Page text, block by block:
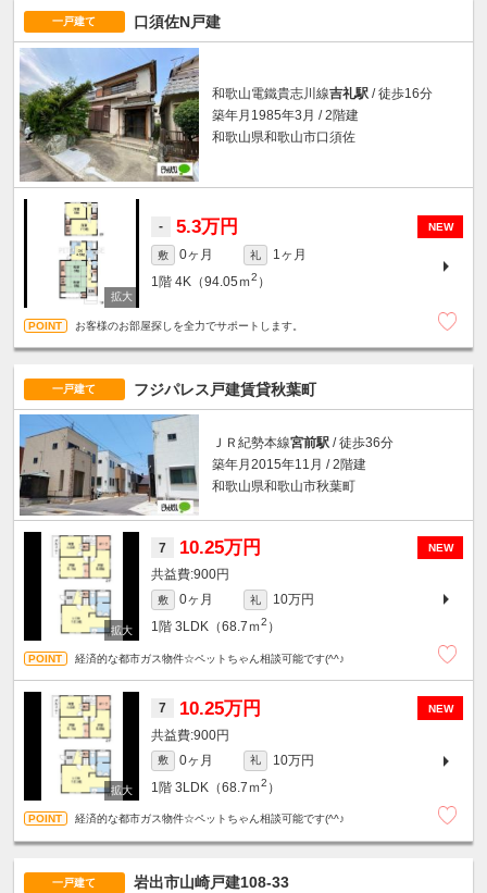
一戸建て 口須佐N戸建
和歌山電鐵貴志川線吉礼駅 / 徒歩16分
築年月1985年3月 / 2階建
和歌山県和歌山市口須佐
NEW
- 5.3万円
敷 0ヶ月 礼
1ヶ月
1階 4K（94.05ｍ2 ）
お客様のお部屋探しを全力でサポートします。
一戸建て フジパレス戸建賃貸秋葉町
ＪＲ紀勢本線宮前駅 / 徒歩36分
築年月2015年11月 / 2階建
和歌山県和歌山市秋葉町
NEW
7 10.25万円
900円
敷 0ヶ月 礼
10万円
1階 3LDK（68.7ｍ2 ）
経済的な都市ガス物件☆ペットちゃん相談可能です(^^♪
NEW
7 10.25万円
900円
敷 0ヶ月 礼
10万円
1階 3LDK（68.7ｍ2 ）
経済的な都市ガス物件☆ペットちゃん相談可能です(^^♪
一戸建て 岩出市山崎戸建108-33